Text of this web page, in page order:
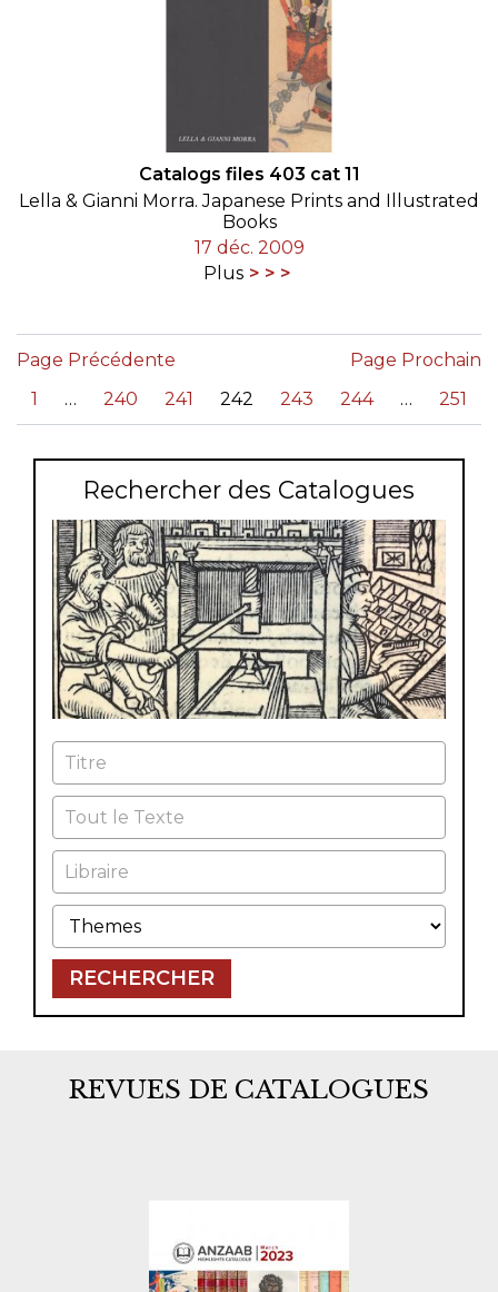
Catalogs files 403 cat 11
Lella & Gianni Morra. Japanese Prints and Illustrated
Books
17 déc. 2009
Plus
Page Précédente
1 240 241 242 243 244 251
Page Prochain
Rechercher des Catalogues
Titre
Tout le Texte
Libraire
Themes
RECHERCHER
REVUES DE CATALOGUES